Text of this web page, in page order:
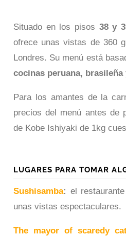
Situado en los pisos 38 y
ofrece unas vistas de 360
Londres. Su menú está
cocinas peruana, brasileña
Para los amantes de la
precios del menú antes de
de Kobe Ishiyaki de 1kg
LUGARES PARA TOMAR
Sushisamba: el
unas vistas espectaculares.
The mayor of scaredy